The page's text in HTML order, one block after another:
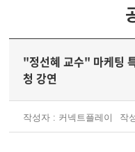
"정선혜 교수" 마케팅
청 강연
작성자 : 커넥트플레이 작